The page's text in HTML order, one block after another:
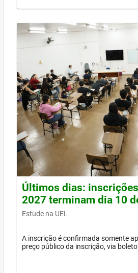
Últimos dias:
2027 terminam dia 10
Estude na UEL
A inscrição é confirmada somente
preço público da inscrição, via